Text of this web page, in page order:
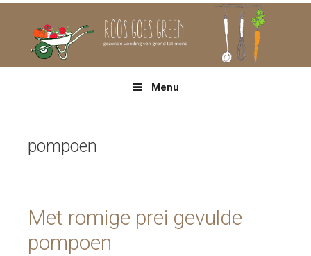
Menu
pompoen
Met romige prei gevulde
pompoen